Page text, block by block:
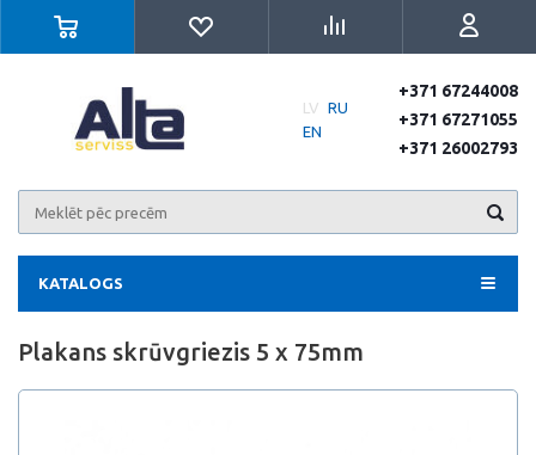
LV RU
EN
+371 67244008
+371 67271055
+371 26002793
KATALOGS
Plakans skrūvgriezis 5 x 75mm